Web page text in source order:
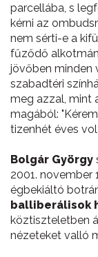
parcellába, s
kérni az
nem sérti-e a
fűződő
jövőben minden
szabadtéri
meg azzal, mint
magából:
tizenhét éves
Bolgár György
2001. november
égbekiáltó
balliberálisok
köztiszteletben
nézeteket valló